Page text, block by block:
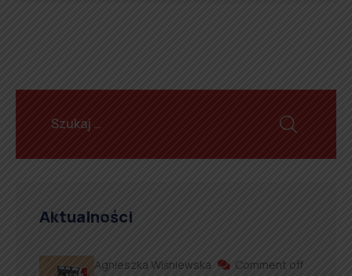
Aktualności
Agnieszka Wiśniewska Comment off